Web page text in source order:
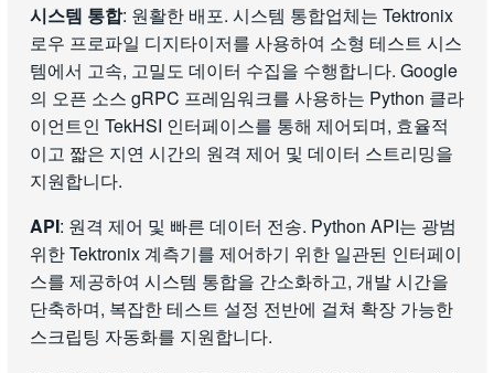
시스템 통합: 원활한 배포. 시스템 통합업체는 Tektronix
로우 프로파일 디지타이저를 사용하여 소형 테스트 시스
템에서 고속, 고밀도 데이터 수집을 수행합니다. Google
의 오픈 소스 gRPC 프레임워크를 사용하는 Python 클라
이언트인 TekHSI 인터페이스를 통해 제어되며, 효율적
이고 짧은 지연 시간의 원격 제어 및 데이터 스트리밍을
지원합니다.
API: 원격 제어 및 빠른 데이터 전송. Python API는 광범
위한 Tektronix 계측기를 제어하기 위한 일관된 인터페이
스를 제공하여 시스템 통합을 간소화하고, 개발 시간을
단축하며, 복잡한 테스트 설정 전반에 걸쳐 확장 가능한
스크립팅 자동화를 지원합니다.